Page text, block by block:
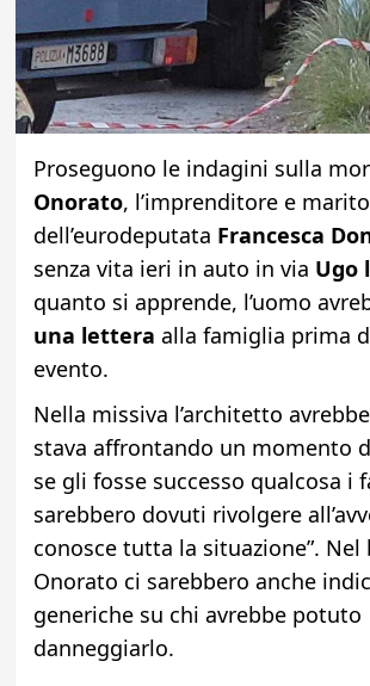
Proseguono le indagini sulla
Onorato, l’imprenditore e marito
dell’eurodeputata Francesca
senza vita ieri in auto in via Ugo
quanto si apprende, l’uomo
una lettera alla famiglia prima
evento.
Nella missiva l’architetto
stava affrontando un momento
se gli fosse successo qualcosa i
sarebbero dovuti rivolgere
conosce tutta la situazione”.
Onorato ci sarebbero anche
generiche su chi avrebbe potuto
danneggiarlo.